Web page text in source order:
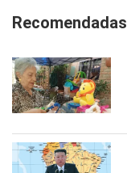
Recomendadas